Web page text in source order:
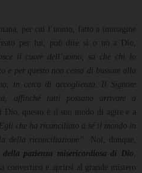
per cui l’uomo, fatto a immagine
per lui, può dire sì o no a Dio,
il cuore dell’uomo, sa che chi lo
per questo non cessa di bussare alla
in cerca di accoglienza. Il Signore
affinché tutti possano arrivare a
Dio, questo è il suo modo di agire e a
che ha riconciliato a sé il mondo in
della riconciliazione” . Noi, dunque,
della pazienza misericordiosa di Dio,
convertirsi e aprirsi al grande mistero